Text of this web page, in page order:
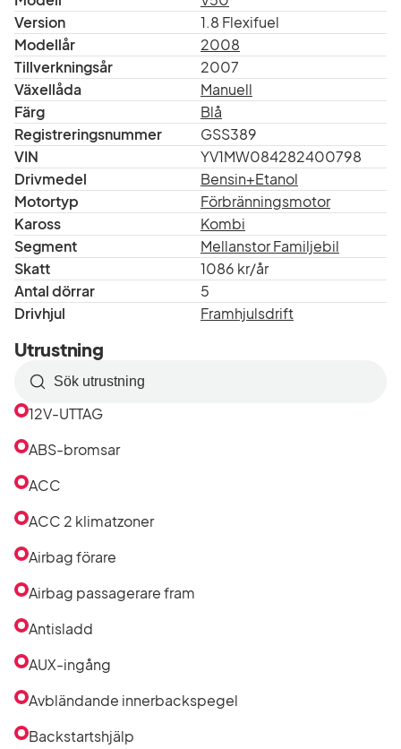
Version
1.8 Flexifuel
Modellår
2008
Tillverkningsår
2007
Växellåda
Manuell
Färg
Blå
Registreringsnummer
GSS389
VIN
YV1MW084282400798
Drivmedel
Bensin+Etanol
Motortyp
Förbränningsmotor
Kaross
Kombi
Segment
Mellanstor Familjebil
Skatt
1086 kr/år
Antal dörrar
5
Drivhjul
Framhjulsdrift
Utrustning
Sök
efter
i
12V-UTTAG
ABS-bromsar
ACC
ACC 2 klimatzoner
Airbag förare
Airbag passagerare fram
Antisladd
AUX-ingång
Avbländande innerbackspegel
Backstartshjälp